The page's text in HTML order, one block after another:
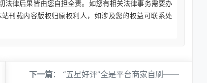
法律后果皆由您自担全责。如您有相关法律事务需要办
刊载内容版权归原权利人，如涉及您的权益可联系处
下一篇： “五星好评”全是平台商家自刷——